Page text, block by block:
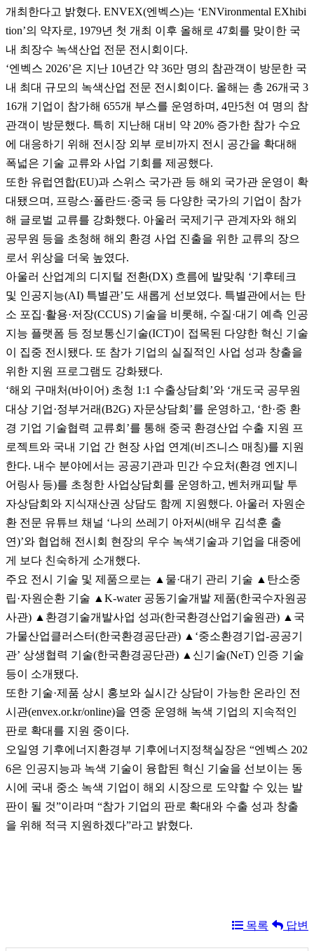
개최한다고 밝혔다. ENVEX(엔벡스)는 ‘ENVironmental EXhibi
tion’의 약자로, 1979년 첫 개최 이후 올해로 47회를 맞이한 국
내 최장수 녹색산업 전문 전시회이다.
‘엔벡스 2026’은 지난 10년간 약 36만 명의 참관객이 방문한 국
내 최대 규모의 녹색산업 전문 전시회이다. 올해는 총 26개국 3
16개 기업이 참가해 655개 부스를 운영하며, 4만5천 여 명의 참
관객이 방문했다. 특히 지난해 대비 약 20% 증가한 참가 수요
에 대응하기 위해 전시장 외부 로비까지 전시 공간을 확대해
폭넓은 기술 교류와 사업 기회를 제공했다.
또한 유럽연합(EU)과 스위스 국가관 등 해외 국가관 운영이 확
대됐으며, 프랑스·폴란드·중국 등 다양한 국가의 기업이 참가
해 글로벌 교류를 강화했다. 아울러 국제기구 관계자와 해외
공무원 등을 초청해 해외 환경 사업 진출을 위한 교류의 장으
로서 위상을 더욱 높였다.
아울러 산업계의 디지털 전환(DX) 흐름에 발맞춰 ‘기후테크
및 인공지능(AI) 특별관’도 새롭게 선보였다. 특별관에서는 탄
소 포집·활용·저장(CCUS) 기술을 비롯해, 수질·대기 예측 인공
지능 플랫폼 등 정보통신기술(ICT)이 접목된 다양한 혁신 기술
이 집중 전시됐다. 또 참가 기업의 실질적인 사업 성과 창출을
위한 지원 프로그램도 강화됐다.
‘해외 구매처(바이어) 초청 1:1 수출상담회’와 ‘개도국 공무원
대상 기업·정부거래(B2G) 자문상담회’를 운영하고, ‘한·중 환
경 기업 기술협력 교류회’를 통해 중국 환경산업 수출 지원 프
로젝트와 국내 기업 간 현장 사업 연계(비즈니스 매칭)를 지원
한다. 내수 분야에서는 공공기관과 민간 수요처(환경 엔지니
어링사 등)를 초청한 사업상담회를 운영하고, 벤처캐피탈 투
자상담회와 지식재산권 상담도 함께 지원했다. 아울러 자원순
환 전문 유튜브 채널 ‘나의 쓰레기 아저씨(배우 김석훈 출
연)’와 협업해 전시회 현장의 우수 녹색기술과 기업을 대중에
게 보다 친숙하게 소개했다.
주요 전시 기술 및 제품으로는 ▲물·대기 관리 기술 ▲탄소중
립·자원순환 기술 ▲K-water 공동기술개발 제품(한국수자원공
사관) ▲환경기술개발사업 성과(한국환경산업기술원관) ▲국
가물산업클러스터(한국환경공단관) ▲‘중소환경기업-공공기
관’ 상생협력 기술(한국환경공단관) ▲신기술(NeT) 인증 기술
등이 소개됐다.
또한 기술·제품 상시 홍보와 실시간 상담이 가능한 온라인 전
시관(envex.or.kr/online)을 연중 운영해 녹색 기업의 지속적인
판로 확대를 지원 중이다.
오일영 기후에너지환경부 기후에너지정책실장은 “엔벡스 202
6은 인공지능과 녹색 기술이 융합된 혁신 기술을 선보이는 동
시에 국내 중소 녹색 기업이 해외 시장으로 도약할 수 있는 발
판이 될 것”이라며 “참가 기업의 판로 확대와 수출 성과 창출
을 위해 적극 지원하겠다”라고 밝혔다.
목록 답변